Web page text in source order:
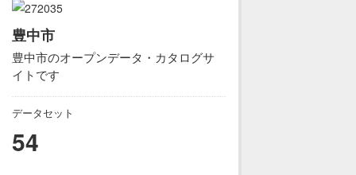
豊中市
豊中市のオープンデータ・カタログサ
イトです
データセット
54